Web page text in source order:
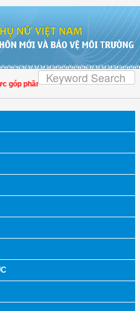
phần nâng cao tỷ lệ người dân tham